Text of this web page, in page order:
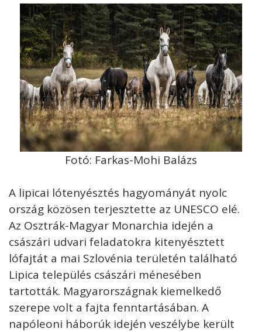
Fotó: Farkas-Mohi Balázs
A lipicai lótenyésztés hagyományát nyolc
ország közösen terjesztette az UNESCO elé.
Az Osztrák-Magyar Monarchia idején a
császári udvari feladatokra kitenyésztett
lófajtát a mai Szlovénia területén található
Lipica település császári ménesében
tartották. Magyarországnak kiemelkedő
szerepe volt a fajta fenntartásában. A
napóleoni háborúk idején veszélybe került